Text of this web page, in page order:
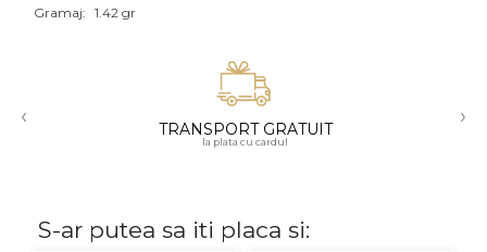
18K
Gramaj: 1.42 gr
‹ TRANSPORT GRATUIT
la plata cu cardul
›
S-ar putea sa iti placa si: